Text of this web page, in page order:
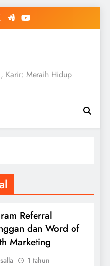
Karir: Meraih Hidup
Referral
dan Word of
Marketing
1 tahun